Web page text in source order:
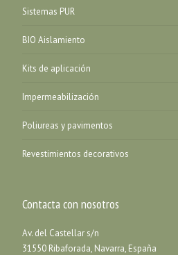
Sistemas PUR
BIO Aislamiento
Kits de aplicación
Impermeabilización
Poliureas y pavimentos
Revestimientos decorativos
Contacta con nosotros
Av. del Castellar s/n
31550 Ribaforada, Navarra, España